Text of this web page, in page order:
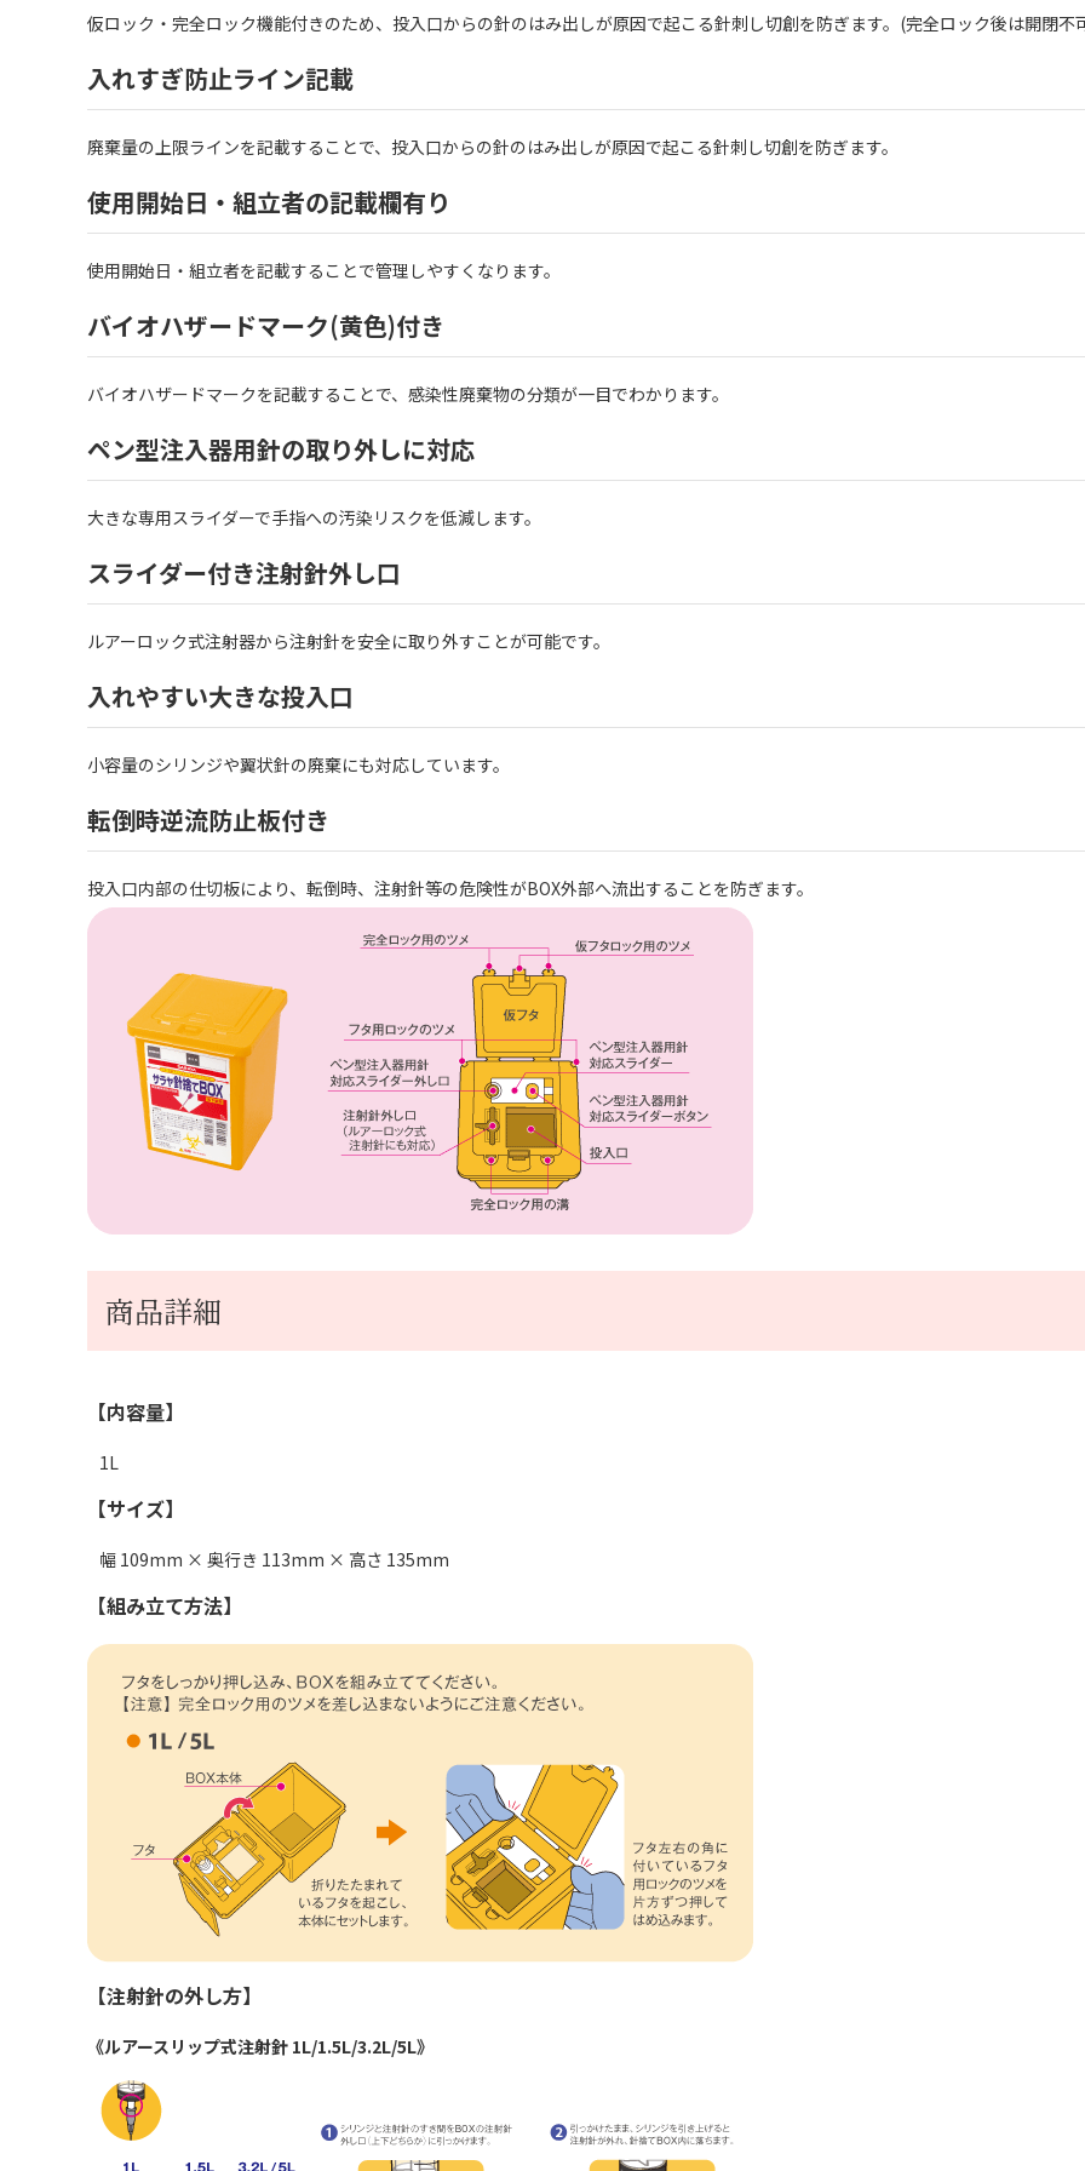
仮ロック・完全ロック機能付きのため、投入口からの針のはみ出しが原因で起こる針刺し切創を防ぎます。(完全ロック後は開閉不
入れすぎ防止ライン記載
廃棄量の上限ラインを記載することで、投入口からの針のはみ出しが原因で起こる針刺し切創を防ぎます。
使用開始日・組立者の記載欄有り
使用開始日・組立者を記載することで管理しやすくなります。
バイオハザードマーク(黄色)付き
バイオハザードマークを記載することで、感染性廃棄物の分類が一目でわかります。
ペン型注入器用針の取り外しに対応
大きな専用スライダーで手指への汚染リスクを低減します。
スライダー付き注射針外し口
ルアーロック式注射器から注射針を安全に取り外すことが可能です。
入れやすい大きな投入口
小容量のシリンジや翼状針の廃棄にも対応しています。
転倒時逆流防止板付き
投入口内部の仕切板により、転倒時、注射針等の危険性がBOX外部へ流出することを防ぎます。
商品詳細
【内容量】
1L
【サイズ】
幅 109mm × 奥行き 113mm × 高さ 135mm
【組み立て方法】
【注射針の外し方】
《ルアースリップ式注射針 1L/1.5L/3.2L/5L》